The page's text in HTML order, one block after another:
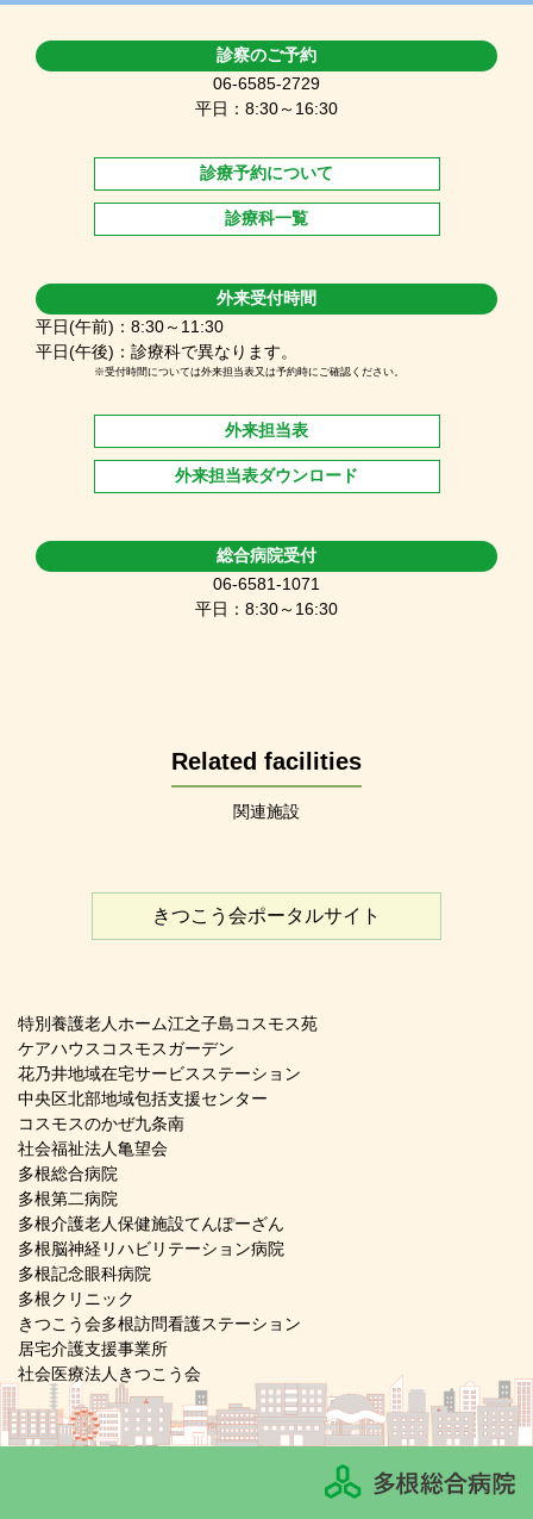
診察のご予約
06-6585-2729
平日：8:30～16:30
診療予約について
診療科一覧
外来受付時間
平日(午前)：8:30～11:30
平日(午後)：診療科で異なります。
※受付時間については外来担当表又は予約時にご確認ください。
外来担当表
外来担当表ダウンロード
総合病院受付
06-6581-1071
平日：8:30～16:30
Related facilities
関連施設
きつこう会ポータルサイト
特別養護老人ホーム江之子島コスモス苑
ケアハウスコスモスガーデン
花乃井地域在宅サービスステーション
中央区北部地域包括支援センター
コスモスのかぜ九条南
社会福祉法人亀望会
多根総合病院
多根第二病院
多根介護老人保健施設てんぽーざん
多根脳神経リハビリテーション病院
多根記念眼科病院
多根クリニック
きつこう会多根訪問看護ステーション
居宅介護支援事業所
社会医療法人きつこう会